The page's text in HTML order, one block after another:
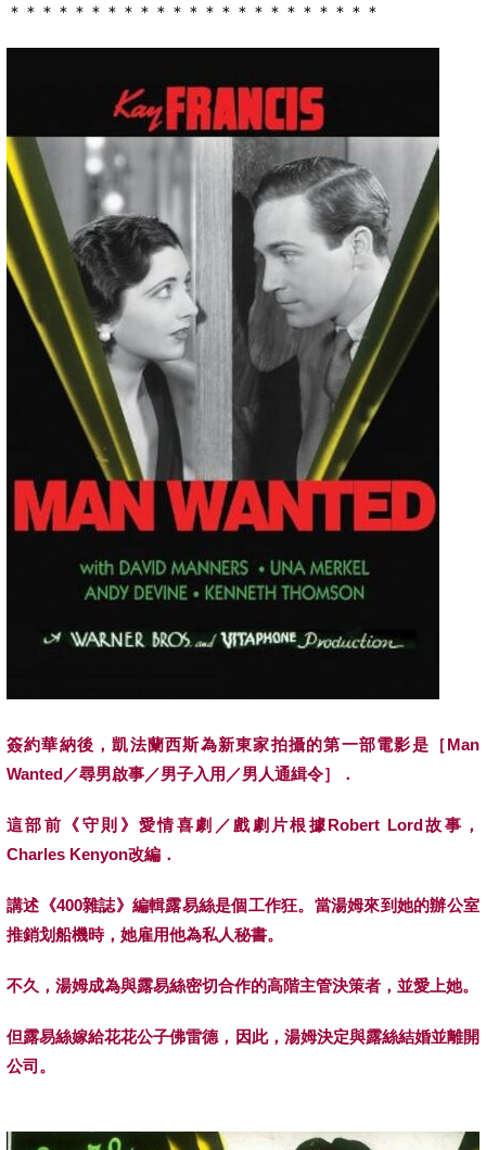
＊＊＊＊＊＊＊＊＊＊＊＊＊＊＊＊＊＊＊＊＊＊＊
簽約華納後，凱法蘭西斯為新東家拍攝的第一部電影是［Man
Wanted／尋男啟事／男子入用／男人通緝令］．
這部前 《守則 》愛情喜劇／戲劇片根據Robert Lord故事，
Charles Kenyon改編．
講述《400雜誌》編輯露易絲是個工作狂。當湯姆來到她的辦公室
推銷划船機時，她雇用他為私人秘書。
不久，湯姆成為與露易絲密切合作的高階主管決策者，並愛上她。
但露易絲嫁給花花公子佛雷德，因此，湯姆決定與露絲結婚並離開
公司。